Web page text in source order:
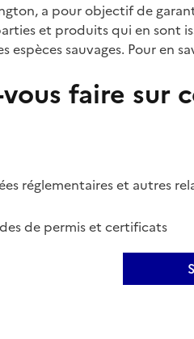
a pour objectif de
et produits qui en sont
espèces sauvages. Pour en
faire sur
réglementaires et autres
de permis et certificats